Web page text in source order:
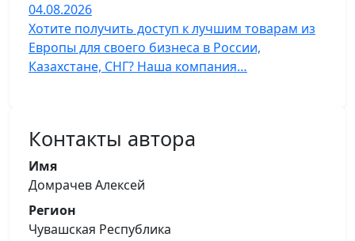
04.08.2026
Хотите получить доступ к лучшим товарам из
Европы для своего бизнеса в России,
Казахстане, СНГ? Наша компания…
Контакты автора
Имя
Домрачев Алексей
Регион
Чувашская Республика